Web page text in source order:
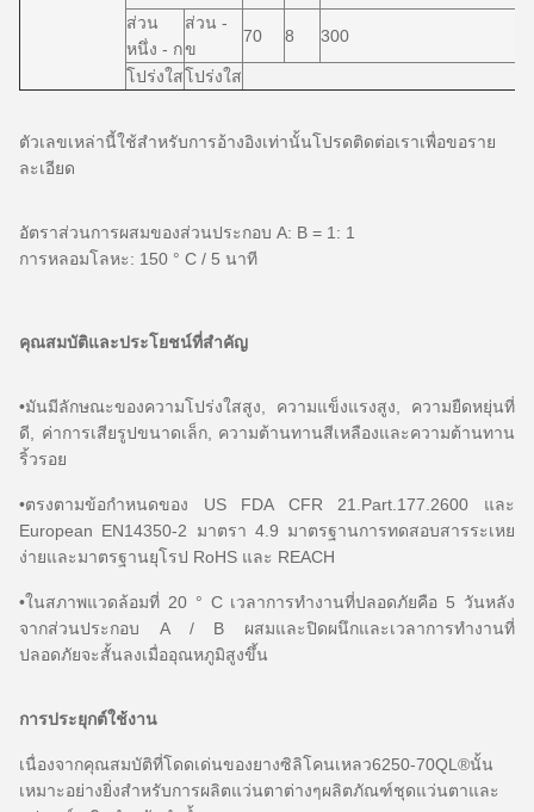
ส่วน
หนึ่ง - ก
ส่วน -
ข
70 8 300
โปร่งใสโปร่งใส
ตัวเลขเหล่านี้ใช้สำหรับการอ้างอิงเท่านั้นโปรดติดต่อเราเพื่อขอราย
ละเอียด
อัตราส่วนการผสมของส่วนประกอบ A: B = 1: 1
การหลอมโลหะ: 150 ° C / 5 นาที
คุณสมบัติและประโยชน์ที่สำคัญ
•มันมีลักษณะของความโปร่งใสสูง, ความแข็งแรงสูง, ความยืดหยุ่นที่
ดี, ค่าการเสียรูปขนาดเล็ก, ความต้านทานสีเหลืองและความต้านทาน
ริ้วรอย
•ตรงตามข้อกำหนดของ US FDA CFR 21.Part.177.2600 และ
European EN14350-2 มาตรา 4.9 มาตรฐานการทดสอบสารระเหย
ง่ายและมาตรฐานยุโรป RoHS และ REACH
•ในสภาพแวดล้อมที่ 20 ° C เวลาการทำงานที่ปลอดภัยคือ 5 วันหลัง
จากส่วนประกอบ A / B ผสมและปิดผนึกและเวลาการทำงานที่
ปลอดภัยจะสั้นลงเมื่ออุณหภูมิสูงขึ้น
การประยุกต์ใช้งาน
เนื่องจากคุณสมบัติที่โดดเด่นของยางซิลิโคนเหลว6250-70QL®นั้น
เหมาะอย่างยิ่งสำหรับการผลิตแว่นตาต่างๆผลิตภัณฑ์ชุดแว่นตาและ